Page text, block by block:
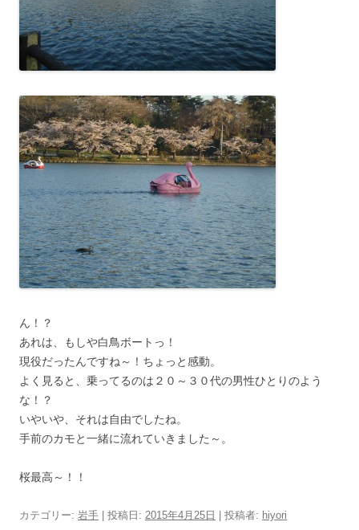
ん！？
あれは、もしや白鳥ボートっ！
現役だったんですね～！ちょっと感動。
よく見ると、乗ってるのは２０～３０代の男性ひとりのよう
な！？
いやいや、それは自由でしたね。
手前のカモと一緒に流れていきました～。
桜最高～！！
カテゴリー: 岩手 | 投稿日: 2015年4月25日 投稿者: hiyori